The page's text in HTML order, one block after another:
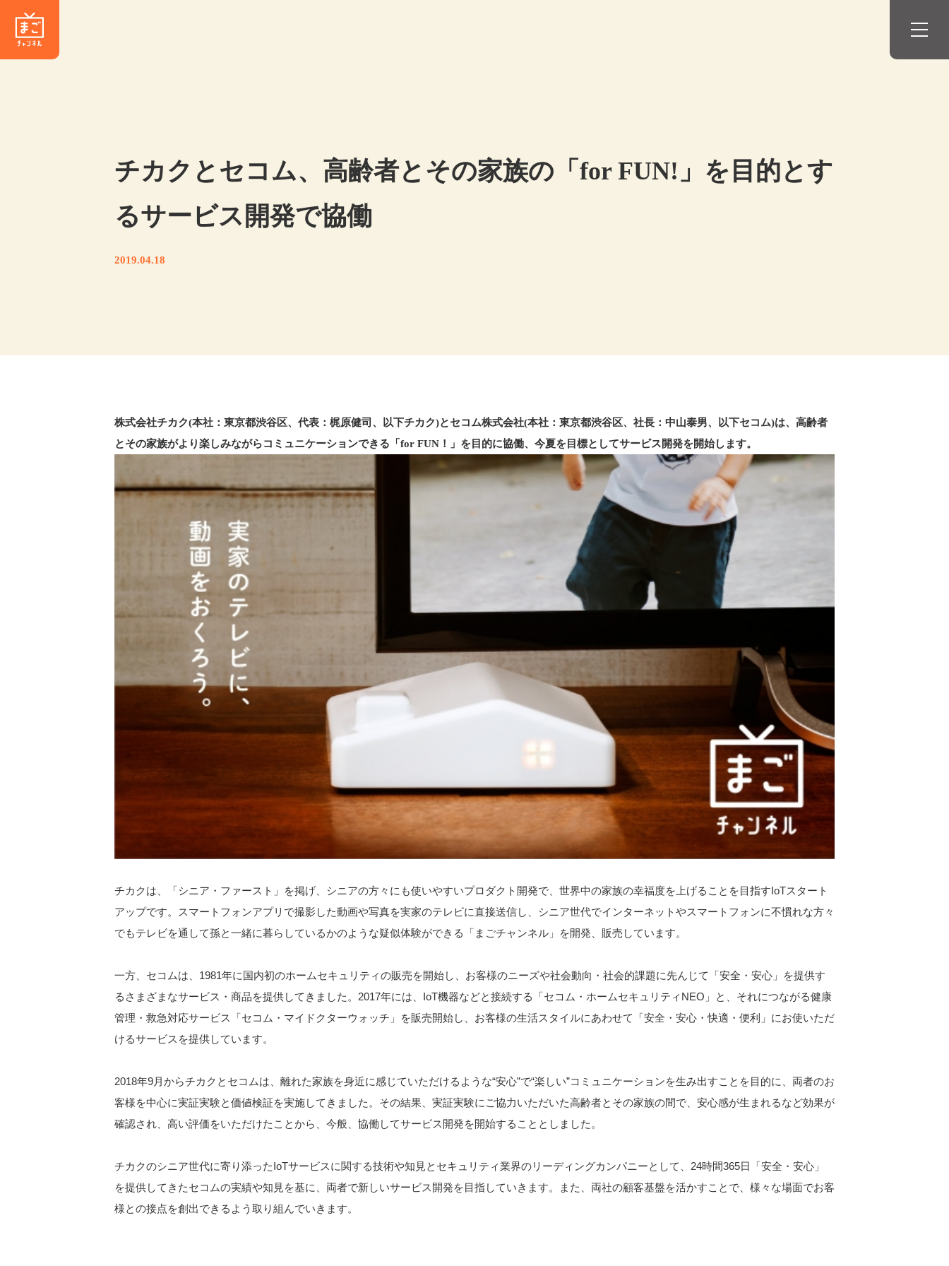
チカクとセコム、高齢者とその家族の「for FUN!」を目的とす
るサービス開発で協働
2019.04.18
株式会社チカク(本社：東京都渋谷区、代表：梶原健司、以下チカク)とセコム株式会社(本社：東京都渋谷区、社長：中山泰男、以下セコム)は、高齢者
とその家族がより楽しみながらコミュニケーションできる「for FUN！」を目的に協働、今夏を目標としてサービス開発を開始します。
チカクは、「シニア・ファースト」を掲げ、シニアの方々にも使いやすいプロダクト開発で、世界中の家族の幸福度を上げることを目指すIoTスタート
アップです。スマートフォンアプリで撮影した動画や写真を実家のテレビに直接送信し、シニア世代でインターネットやスマートフォンに不慣れな方々
でもテレビを通して孫と一緒に暮らしているかのような疑似体験ができる「まごチャンネル」を開発、販売しています。
一方、セコムは、1981年に国内初のホームセキュリティの販売を開始し、お客様のニーズや社会動向・社会的課題に先んじて「安全・安心」を提供す
るさまざまなサービス・商品を提供してきました。2017年には、IoT機器などと接続する「セコム・ホームセキュリティNEO」と、それにつながる健康
管理・救急対応サービス「セコム・マイドクターウォッチ」を販売開始し、お客様の生活スタイルにあわせて「安全・安心・快適・便利」にお使いただ
けるサービスを提供しています。
2018年9月からチカクとセコムは、離れた家族を身近に感じていただけるような“安心”で“楽しい”コミュニケーションを生み出すことを目的に、両者のお
客様を中心に実証実験と価値検証を実施してきました。その結果、実証実験にご協力いただいた高齢者とその家族の間で、安心感が生まれるなど効果が
確認され、高い評価をいただけたことから、今般、協働してサービス開発を開始することとしました。
チカクのシニア世代に寄り添ったIoTサービスに関する技術や知見とセキュリティ業界のリーディングカンパニーとして、24時間365日「安全・安心」
を提供してきたセコムの実績や知見を基に、両者で新しいサービス開発を目指していきます。また、両社の顧客基盤を活かすことで、様々な場面でお客
様との接点を創出できるよう取り組んでいきます。